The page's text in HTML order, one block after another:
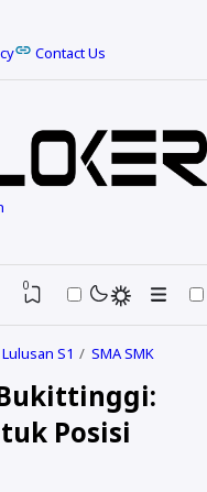
Contact Us
0
Lulusan S1 SMA SMK
Posisi